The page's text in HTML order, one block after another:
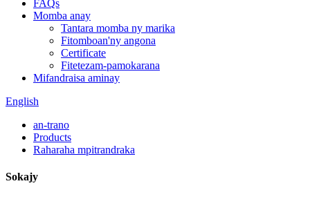
FAQs
Momba anay
Tantara momba ny marika
Fitomboan'ny angona
Certificate
Fitetezam-pamokarana
Mifandraisa aminay
English
an-trano
Products
Raharaha mpitrandraka
Sokajy